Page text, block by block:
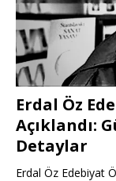
Erdal Öz
Açıklandı:
Detaylar
Erdal Öz Edebiyat